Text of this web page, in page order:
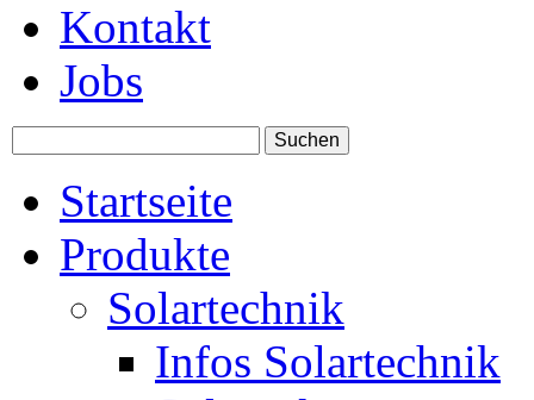
Kontakt
Jobs
Startseite
Produkte
Solartechnik
Infos Solartechnik